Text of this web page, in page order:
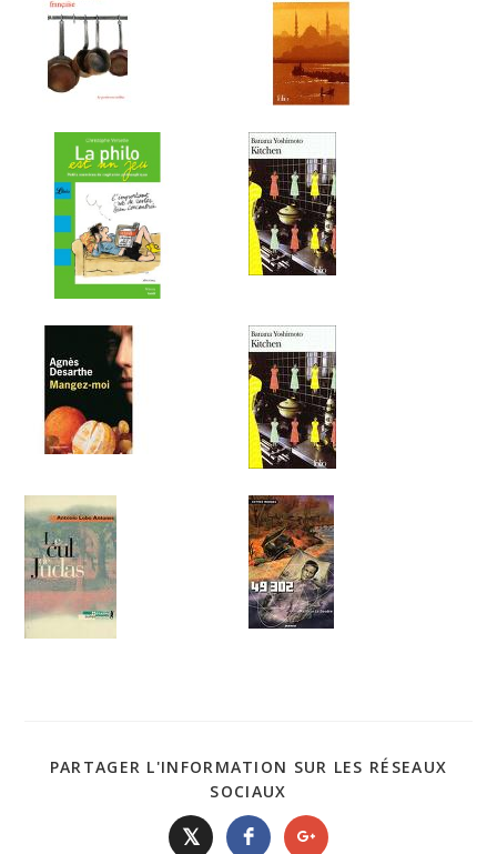
PARTAGER L'INFORMATION SUR LES RÉSEAUX
SOCIAUX
𝕏